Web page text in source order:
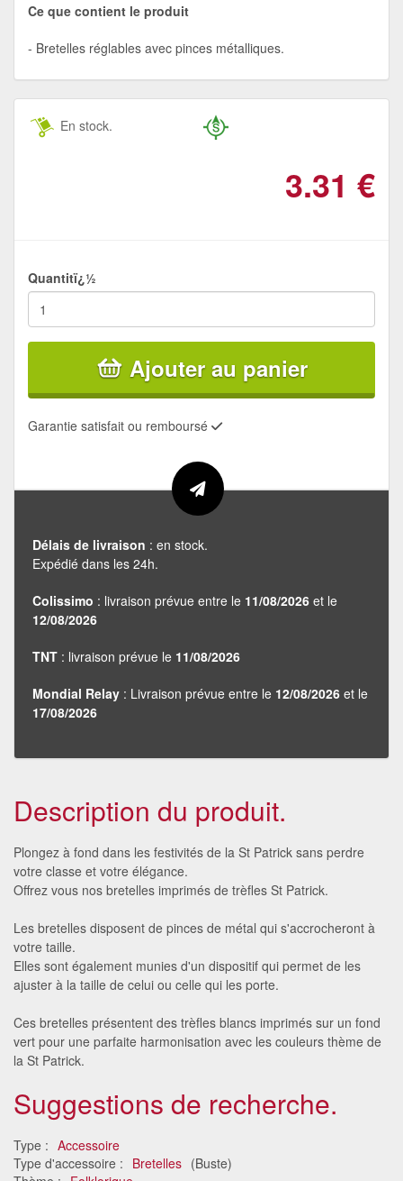
Ce que contient le produit
Bretelles réglables avec pinces métalliques.
En stock.
3.31 €
Quantitï¿½
Ajouter au panier
Garantie satisfait ou remboursé
Délais de livraison : en stock.
Expédié dans les 24h.
Colissimo : livraison prévue entre le 11/08/2026 et le
12/08/2026
TNT : livraison prévue le 11/08/2026
Mondial Relay : Livraison prévue entre le 12/08/2026 et le
17/08/2026
Description du produit.
Plongez à fond dans les festivités de la St Patrick sans perdre
votre classe et votre élégance.
Offrez vous nos bretelles imprimés de trèfles St Patrick.
Les bretelles disposent de pinces de métal qui s'accrocheront à
votre taille.
Elles sont également munies d'un dispositif qui permet de les
ajuster à la taille de celui ou celle qui les porte.
Ces bretelles présentent des trèfles blancs imprimés sur un fond
vert pour une parfaite harmonisation avec les couleurs thème de
la St Patrick.
Suggestions de recherche.
Type : Accessoire
Type d'accessoire : Bretelles (Buste)